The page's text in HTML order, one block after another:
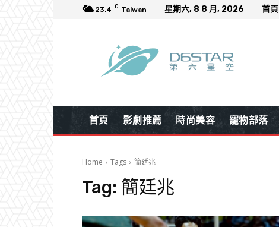
23.4 C Taiwan 星期六, 8 8 月, 2026 首頁
首頁 影劇推薦 時尚美容 寵物部落
Home Tags 簡廷兆
Tag: 簡廷兆